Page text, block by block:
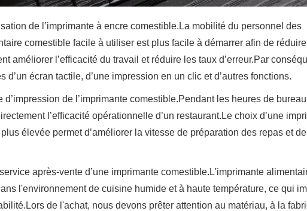
de l’imprimante à encre comestible.La mobilité du personnel des
comestible facile à utiliser est plus facile à démarrer afin de
améliorer l’efficacité du travail et réduire les taux d’erreur.Par
écran tactile, d’une impression en un clic et d’autres fonctions.
de l’imprimante comestible.Pendant les heures de bureau
l’efficacité opérationnelle d’un restaurant.Le choix d’une
élevée permet d’améliorer la vitesse de préparation des repas et
après-vente d’une imprimante comestible.L'imprimante
l'environnement de cuisine humide et à haute température, ce qui
de l'achat, nous devons prêter attention au matériau, à la